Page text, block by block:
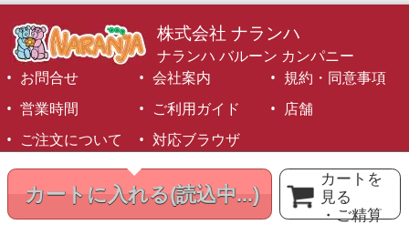
カートに入れる(読込中...)
カートを
見る
・ご精算
株式会社 ナランハ
ナランハ バルーン カンパニー
お問合せ
会社案内
規約・同意事項
営業時間
ご利用ガイド
店舗
ご注文について
対応ブラウザ
©1999-2026 NARANJA Inc. All Rights Reserved.